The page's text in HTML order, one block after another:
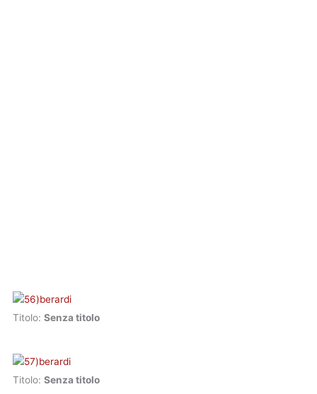
Titolo: Senza titolo
Titolo: Senza titolo